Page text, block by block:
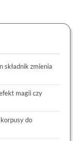
składnik zmienia
magii czy
do